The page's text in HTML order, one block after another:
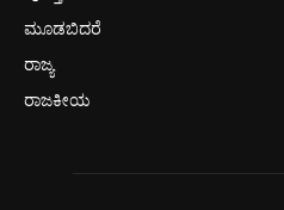
ಮೂಡಬಿದರೆ
ರಾಜ್ಯ
ರಾಜಕೀಯ